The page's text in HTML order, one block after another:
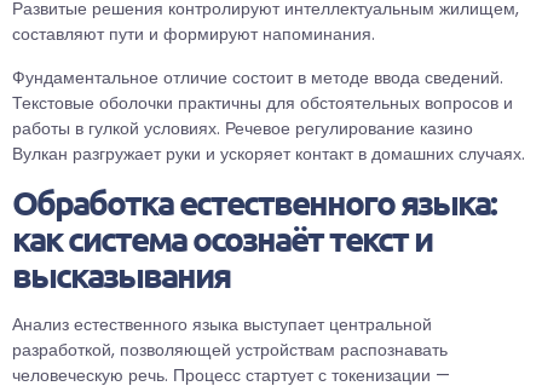
Развитые решения контролируют интеллектуальным жилищем,
составляют пути и формируют напоминания.
Фундаментальное отличие состоит в методе ввода сведений.
Текстовые оболочки практичны для обстоятельных вопросов и
работы в гулкой условиях. Речевое регулирование казино
Вулкан разгружает руки и ускоряет контакт в домашних случаях.
Обработка естественного языка:
как система осознаёт текст и
высказывания
Анализ естественного языка выступает центральной
разработкой, позволяющей устройствам распознавать
человеческую речь. Процесс стартует с токенизации —